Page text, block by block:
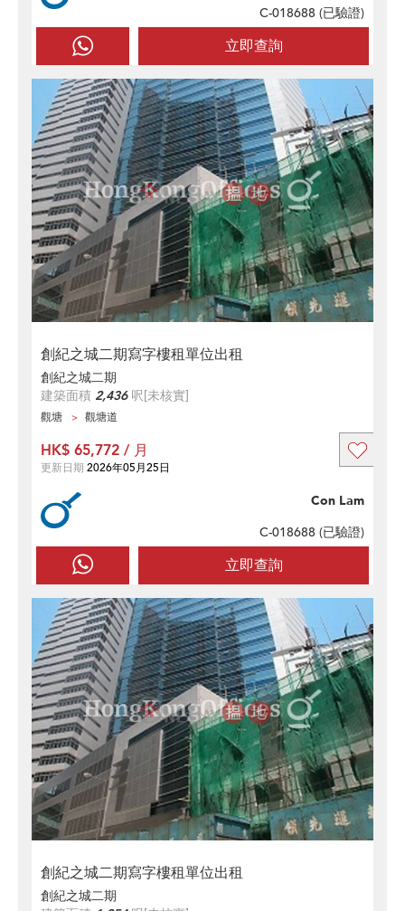
立即查詢
C-018688 (已驗證)
創紀之城二期寫字樓租單位出租
創紀之城二期
建築面積 2,436呎[未核實]
觀塘 觀塘道
立即查詢
Con Lam
C-018688 (已驗證)
HK$ 65,772 / 月
更新日期 2026年05月25日
創紀之城二期寫字樓租單位出租
創紀之城二期